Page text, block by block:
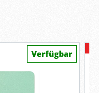
Verfügbar